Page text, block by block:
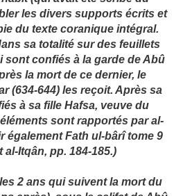
les divers supports écrits et
du texte coranique intégral.
sa totalité sur des feuillets
sont confiés à la garde de Abû
la mort de ce dernier, le
(634-644) les reçoit. Après sa
à sa fille Hafsa, veuve du
sont rapportés par al-
également Fath ul-bârî tome 9
al-Itqân, pp. 184-185.)
2 ans qui suivent la mort du